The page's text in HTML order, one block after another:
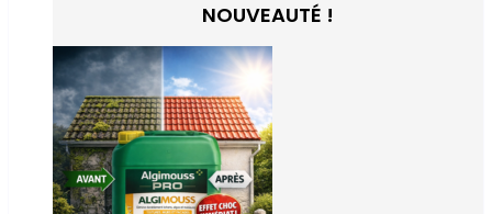
NOUVEAUTÉ !